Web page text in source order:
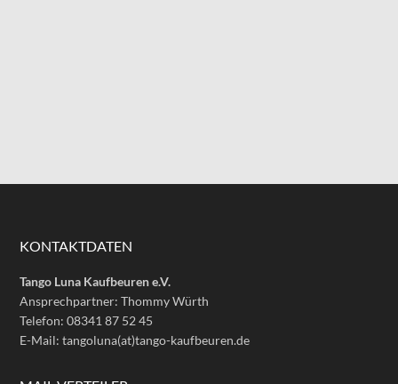
KONTAKTDATEN
Tango Luna Kaufbeuren e.V.
Ansprechpartner: Thommy Würth
Telefon: 08341 87 52 45
E-Mail: tangoluna(at)tango-kaufbeuren.de